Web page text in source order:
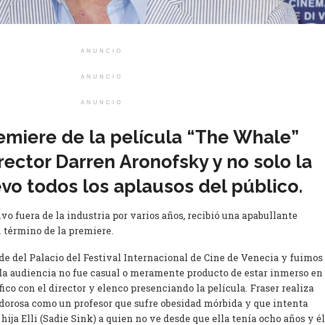
ANUNCIO
ANUNCIO
ANUNCIO
de la película “The Whale”
Darren Aronofsky y no solo la
todos los aplausos del público.
fuera de la industria por varios años, recibió una apabullante
de la premiere.
del Palacio del Festival Internacional de Cine de Venecia y fuimos
audiencia no fue casual o meramente producto de estar inmerso en
con el director y elenco presenciando la película. Fraser realiza
como un profesor que sufre obesidad mórbida y que intenta
Elli (Sadie Sink) a quien no ve desde que ella tenía ocho años y él